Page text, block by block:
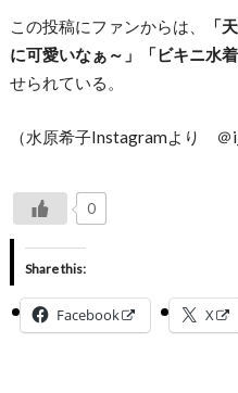
この投稿にファンからは、
「
に可愛いなぁ～」「ビキニ水着
せられている。
（水原希子Instagramより ＠
0
Share this:
Facebook X